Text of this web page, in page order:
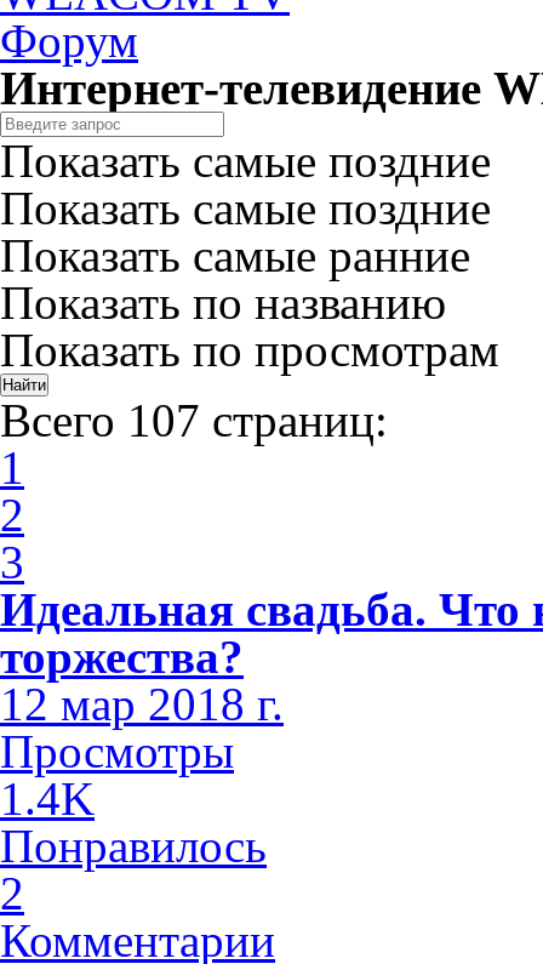
Форум
Интернет-телевидение
Показать самые поздние
Показать самые поздние
Показать самые ранние
Показать по названию
Показать по просмотрам
Всего 107 страниц:
1
2
3
Идеальная свадьба. Что
торжества?
12 мар 2018 г.
Просмотры
1.4K
Понравилось
2
Комментарии